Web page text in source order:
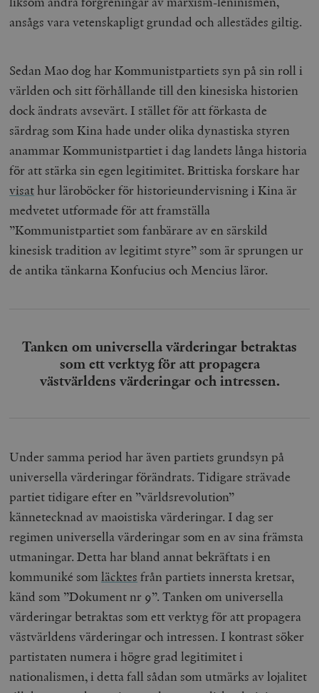
ansågs vara vetenskapligt grundad och allestädes giltig.
Sedan Mao dog har Kommunistpartiets syn på sin roll i
världen och sitt förhållande till den kinesiska historien
dock ändrats avsevärt. I stället för att förkasta de
särdrag som Kina hade under olika dynastiska styren
anammar Kommunistpartiet i dag landets långa historia
för att stärka sin egen legitimitet. Brittiska forskare har
visathur läroböcker för historieundervisning i Kina är
medvetet utformade för att framställa
”Kommunistpartiet som fanbärare av en särskild
kinesisk tradition av legitimt styre” som är sprungen ur
de antika tänkarna Konfucius och Mencius läror.
Tanken om universella värderingar betraktas
som ett verktyg för att propagera
västvärldens värderingar och intressen.
Under samma period har även partiets grundsyn på
universella värderingar förändrats. Tidigare strävade
partiet tidigare efter en ”världsrevolution”
kännetecknad av maoistiska värderingar. I dag ser
regimen universella värderingar som en av sina främsta
utmaningar. Detta har bland annat bekräftats i en
kommuniké somläcktes från partiets innersta kretsar,
känd som ”Dokument nr 9”. Tanken om universella
värderingar betraktas som ett verktyg för att propagera
västvärldens värderingar och intressen. I kontrast söker
partistaten numera i högre grad legitimitet i
nationalismen, i detta fall sådan som utmärks av lojalitet